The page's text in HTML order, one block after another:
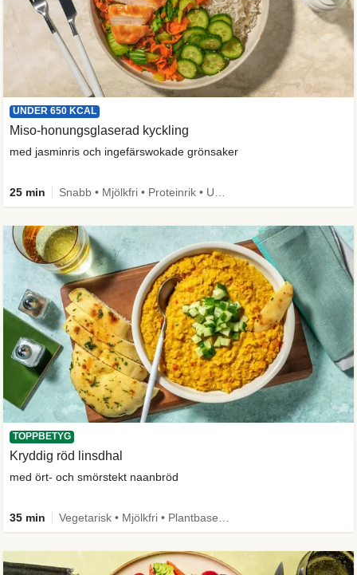
UNDER 650 KCAL
Miso-honungsglaserad kyckling
med jasminris och ingefärswokade grönsaker
25 min
TOPPBETYG
Kryddig röd linsdhal
med ört- och smörstekt naanbröd
35 min